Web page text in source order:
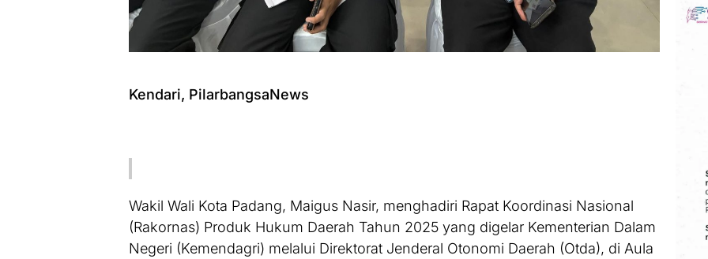
Kendari, PilarbangsaNews
Wakil Wali Kota Padang, Maigus Nasir, menghadiri Rapat Koordinasi Nasional
(Rakornas) Produk Hukum Daerah Tahun 2025 yang digelar Kementerian Dalam
Negeri (Kemendagri) melalui Direktorat Jenderal Otonomi Daerah (Otda), di Aula